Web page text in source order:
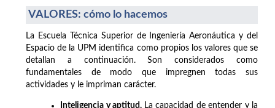
VALORES: cómo lo hacemos
La Escuela Técnica Superior de Ingeniería Aeronáutica y del
Espacio de la UPM identifica como propios los valores que se
detallan a continuación. Son considerados como
fundamentales de modo que impregnen todas sus
actividades y le impriman carácter.
Inteligencia y aptitud. La capacidad de entender y la